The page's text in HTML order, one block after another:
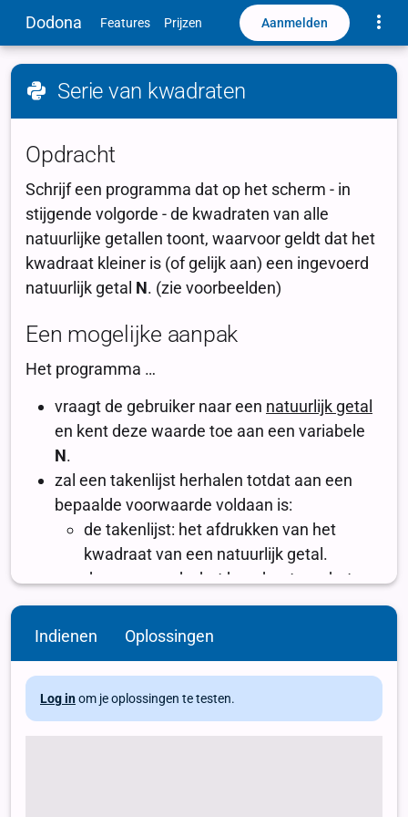
Dodona Features Prijzen Aanmelden
Serie van kwadraten
Indienen Oplossingen
Log in om je oplossingen te testen.